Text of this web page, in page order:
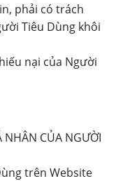
phải có trách
Tiêu Dùng khôi
nại của Người
NHÂN CỦA NGƯỜI
trên Website